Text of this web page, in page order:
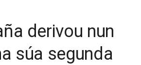
derivou nun
súa segunda